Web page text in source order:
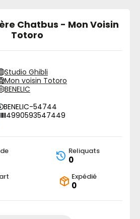
Chatbus - Mon Voisin
Totoro
Studio Ghibli
Mon voisin Totoro
BENELIC
BENELIC-54744
4990593547449
Reliquats
0
Expédié
0